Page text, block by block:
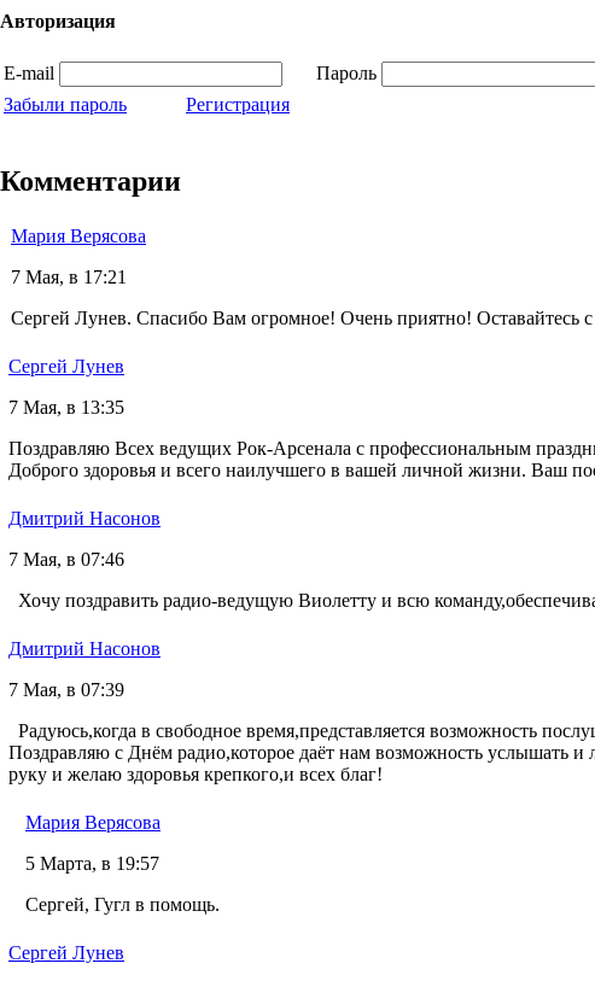
Авторизация
E-mail
Пароль
Забыли пароль
Регистрация
Комментарии
Мария Верясова
7 Мая, в 17:21
Сергей Лунев. Спасибо Вам огромное! Очень приятно! Оставайтесь
Сергей Лунев
7 Мая, в 13:35
Поздравляю Всех ведущих Рок-Арсенала с профессиональным
Доброго здоровья и всего наилучшего в вашей личной жизни. Ваш
Дмитрий Насонов
7 Мая, в 07:46
Хочу поздравить радио-ведущую Виолетту и всю
Дмитрий Насонов
7 Мая, в 07:39
Радуюсь,когда в свободное время,представляется возможность
Поздравляю с Днём радио,которое даёт нам возможность
руку и желаю здоровья крепкого,и всех благ!
Мария Верясова
5 Марта, в 19:57
Сергей, Гугл в помощь.
Сергей Лунев